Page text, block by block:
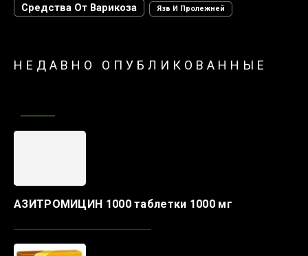
Средства От Варикоза Язв И Пролежней
НЕДАВНО ОПУБЛИКОВАННЫЕ
АЗИТРОМИЦИН 1000 таблетки 1000 мг